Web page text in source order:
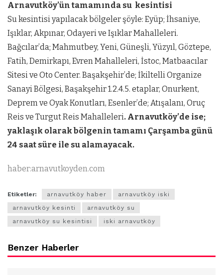
Arnavutköy’ün tamamında su kesintisi
Su kesintisi yapılacak bölgeler şöyle: Eyüp; İhsaniye,
Işıklar, Akpınar, Odayeri ve Işıklar Mahalleleri.
Bağcılar’da; Mahmutbey, Yeni, Güneşli, Yüzyıl, Göztepe,
Fatih, Demirkapı, Evren Mahalleleri, İstoc, Matbaacılar
Sitesi ve Oto Center. Başakşehir’de; İkiltelli Organize
Sanayi Bölgesi, Başakşehir 1.2.4.5. etaplar, Onurkent,
Deprem ve Oyak Konutları, Esenler’de; Atışalanı, Oruç
Reis ve Turgut Reis Mahalleleri. Arnavutköy’de ise;
yaklaşık olarak bölgenin tamamı Çarşamba günü
24 saat süre ile su alamayacak.
haber:arnavutkoyden.com
Etiketler: arnavutköy haber
arnavutköy iski
arnavutköy kesinti
arnavutköy su
arnavutköy su kesintisi
iski arnavutköy
Benzer Haberler